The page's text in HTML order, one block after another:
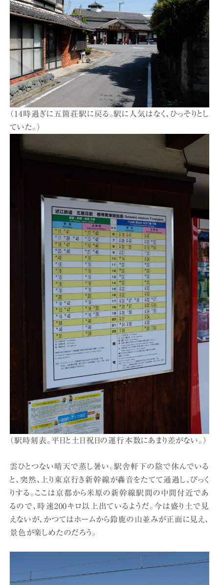
（14時過ぎに五箇荘駅に戻る。駅に人気はなく、ひっそりとし
ていた。）
（駅時刻表。平日と土日祝日の運行本数にあまり差がない。）
雲ひとつない晴天で蒸し暑い。駅舎軒下の陰で休んでいる
と、突然、上り東京行き新幹線が轟音をたてて通過し、びっく
りする。ここは京都から米原の新幹線駅間の中間付近であ
るので、時速200キロ以上出ているようだ。今は盛り土で見
えないが、かつてはホームから鈴鹿の山並みが正面に見え、
景色が楽しめたのだろう。